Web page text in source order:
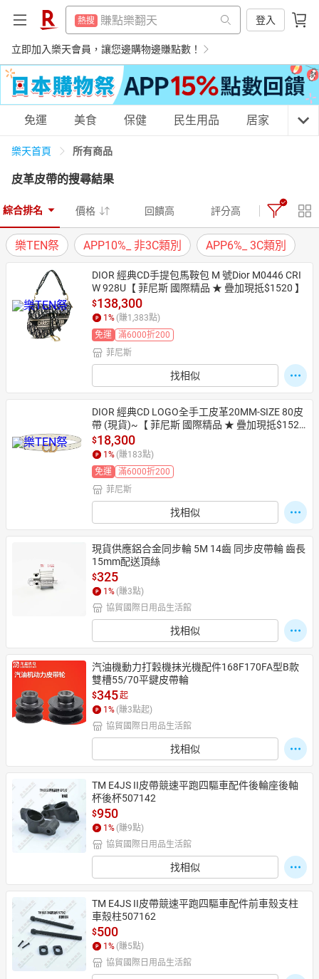
熱搜 賺點樂翻天
熱搜 防颱專區
熱搜 吹風機
熱搜 床架
點數10%
熱搜 熱門飯店推薦
登入
立即加入樂天會員，讓您邊購物邊賺點數！
熱搜 防颱專區
吹風機
熱搜 床架
熱搜 電子閱讀器
熱搜 平板電腦
熱搜 微波爐
熱搜 點數10%
熱搜 熱門飯店推薦
購物網分類
居家生活 3C家電 運動休閒 親子玩具
女裝 男裝
免運 美食 保健 民生用品 居家 3C
樂天首頁 所有商品
皮革皮帶的搜尋結果
綜合排名 價格 回饋高 評分高
樂TEN祭 APP10%_ 非3C類別 APP6%_ 3C類別
DIOR 經典CD手提包馬鞍包 M 號Dior M0446 CRI
W 928U【 菲尼斯 國際精品 ★ 疊加現抵$1520 】
$138,300
1 % (賺1,383點)
免運
滿6000折200
菲尼斯
找相似
DIOR 經典CD LOGO全手工皮革20MM-SIZE 80皮
帶 (現貨)~【 菲尼斯 國際精品 ★ 疊加現抵$1520
】
$18,300
1 % (賺183點)
免運
滿6000折200
菲尼斯
找相似
現貨供應鋁合金同步輪 5M 14齒 同步皮帶輪 齒長
15mm配送頂絲
$325
1 % (賺3點)
協貿國際日用品生活館
找相似
汽油機動力打穀機抹光機配件168F170FA型B款
雙槽55/70平鍵皮帶輪
$345起
1 % (賺3點起)
協貿國際日用品生活館
找相似
TM E4JS II皮帶競速平跑四驅車配件後輪座後軸
杯後杯507142
$950
1 % (賺9點)
協貿國際日用品生活館
找相似
TM E4JS II皮帶競速平跑四驅車配件前車殼支柱
車殼柱507162
$500
1 % (賺5點)
協貿國際日用品生活館